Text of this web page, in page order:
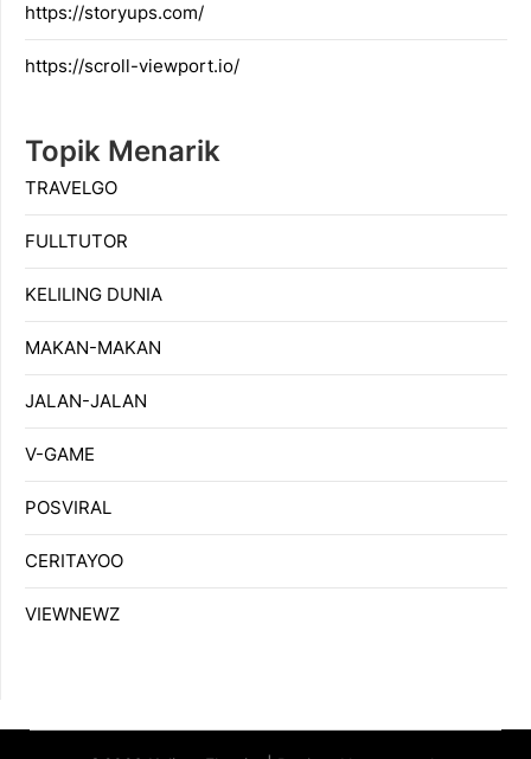
https://storyups.com/
https://scroll-viewport.io/
Topik Menarik
TRAVELGO
FULLTUTOR
KELILING DUNIA
MAKAN-MAKAN
JALAN-JALAN
V-GAME
POSVIRAL
CERITAYOO
VIEWNEWZ